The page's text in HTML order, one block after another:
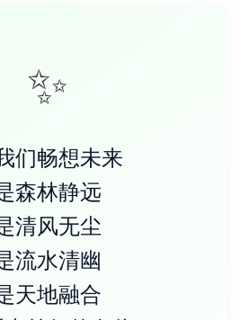
✨
们畅想未来
森林静远
清风无尘
流水清幽
天地融合